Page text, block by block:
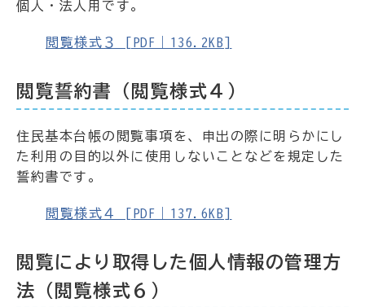
個人・法人用です。
閲覧様式３ [PDF｜136.2KB]
閲覧誓約書（閲覧様式４）
住民基本台帳の閲覧事項を、申出の際に明らかにし
た利用の目的以外に使用しないことなどを規定した
誓約書です。
閲覧様式４ [PDF｜137.6KB]
閲覧により取得した個人情報の管理方
法（閲覧様式６）